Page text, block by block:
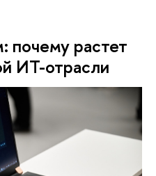
почему растет
ИТ-отрасли